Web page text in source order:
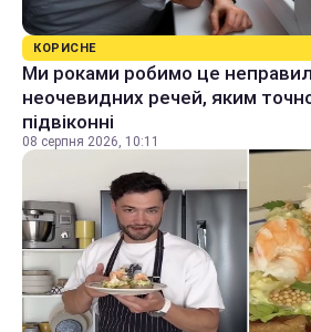
КОРИСНЕ
Ми роками робимо це
неочевидних речей, яким
підвіконні
08 серпня 2026, 10:11